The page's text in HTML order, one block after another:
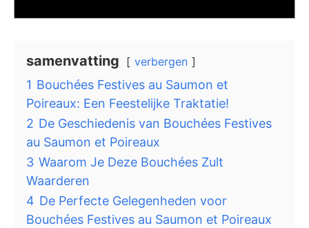
samenvatting verbergen
1 Bouchées Festives au Saumon et
Poireaux: Een Feestelijke Traktatie!
2 De Geschiedenis van Bouchées Festives
au Saumon et Poireaux
3 Waarom Je Deze Bouchées Zult
Waarderen
4 De Perfecte Gelegenheden voor
Bouchées Festives au Saumon et Poireaux